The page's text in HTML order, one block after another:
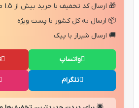
🎁 ارسال کد تخفیف با خرید بیش از 1.5 میلیون
📦 ارسال به کل کشور با پست ویژه
🚚 ارسال شیراز با پیک
واتساپ
تلگرام